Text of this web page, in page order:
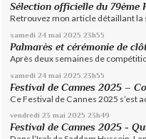
Sélection officielle du 79ème
Retrouvez mon article détaillant la
samedi 24 mai 2025 23h55
Palmarès et cérémonie de
Après deux semaines de
samedi 24 mai 2025 23h55
Festival de Cannes 2025 –
Ce Festival de Cannes 2025 s’est
vendredi 23 mai 2025 23h49
Festival de Cannes 2025 -